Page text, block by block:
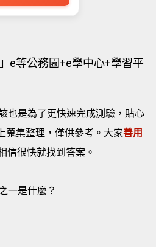
e等公務園+e學中心+學習平
也是為了更快速完成測驗，貼心
蒐集整理 ，僅供參考。大家善用
信很快就找到答案。
一是什麼？